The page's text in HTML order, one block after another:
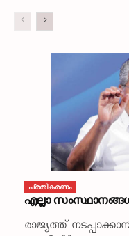
പ്രതികരണം
എല്ലാ
രാജ്യത്ത്